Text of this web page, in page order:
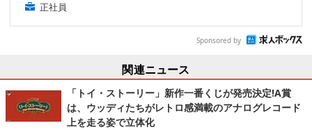
正社員
Sponsored by
関連ニュース
「トイ・ストーリー」新作一番くじが発売決定!A賞
は、ウッディたちがレトロ感満載のアナログレコード
上を走る姿で立体化